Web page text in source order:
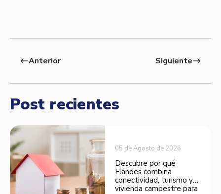
westAnterior Siguienteeast
Post recientes
05 de Agosto de 2026
Descubre por qué
Flandes combina
conectividad, turismo y
vivienda campestre para